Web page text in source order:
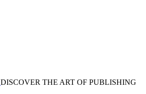
DISCOVER THE ART OF PUBLISHING